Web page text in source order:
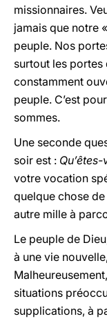
missionnaires.
jamais que notre
peuple. Nos
surtout les
constamment
peuple. C’est
sommes.
Une seconde
soir est :
votre vocation
quelque chose
autre mille à
Le peuple de
à une vie
situations
supplications, à